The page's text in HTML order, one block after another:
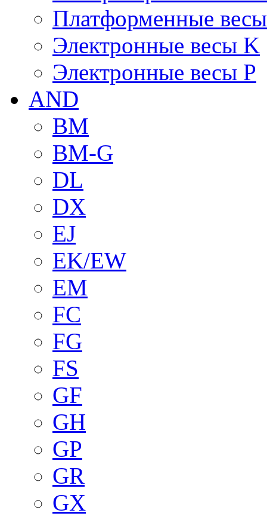
Платформенные
Электронные весы K
Электронные весы P
AND
BM
BM-G
DL
DX
EJ
EK/EW
EM
FC
FG
FS
GF
GH
GP
GR
GX